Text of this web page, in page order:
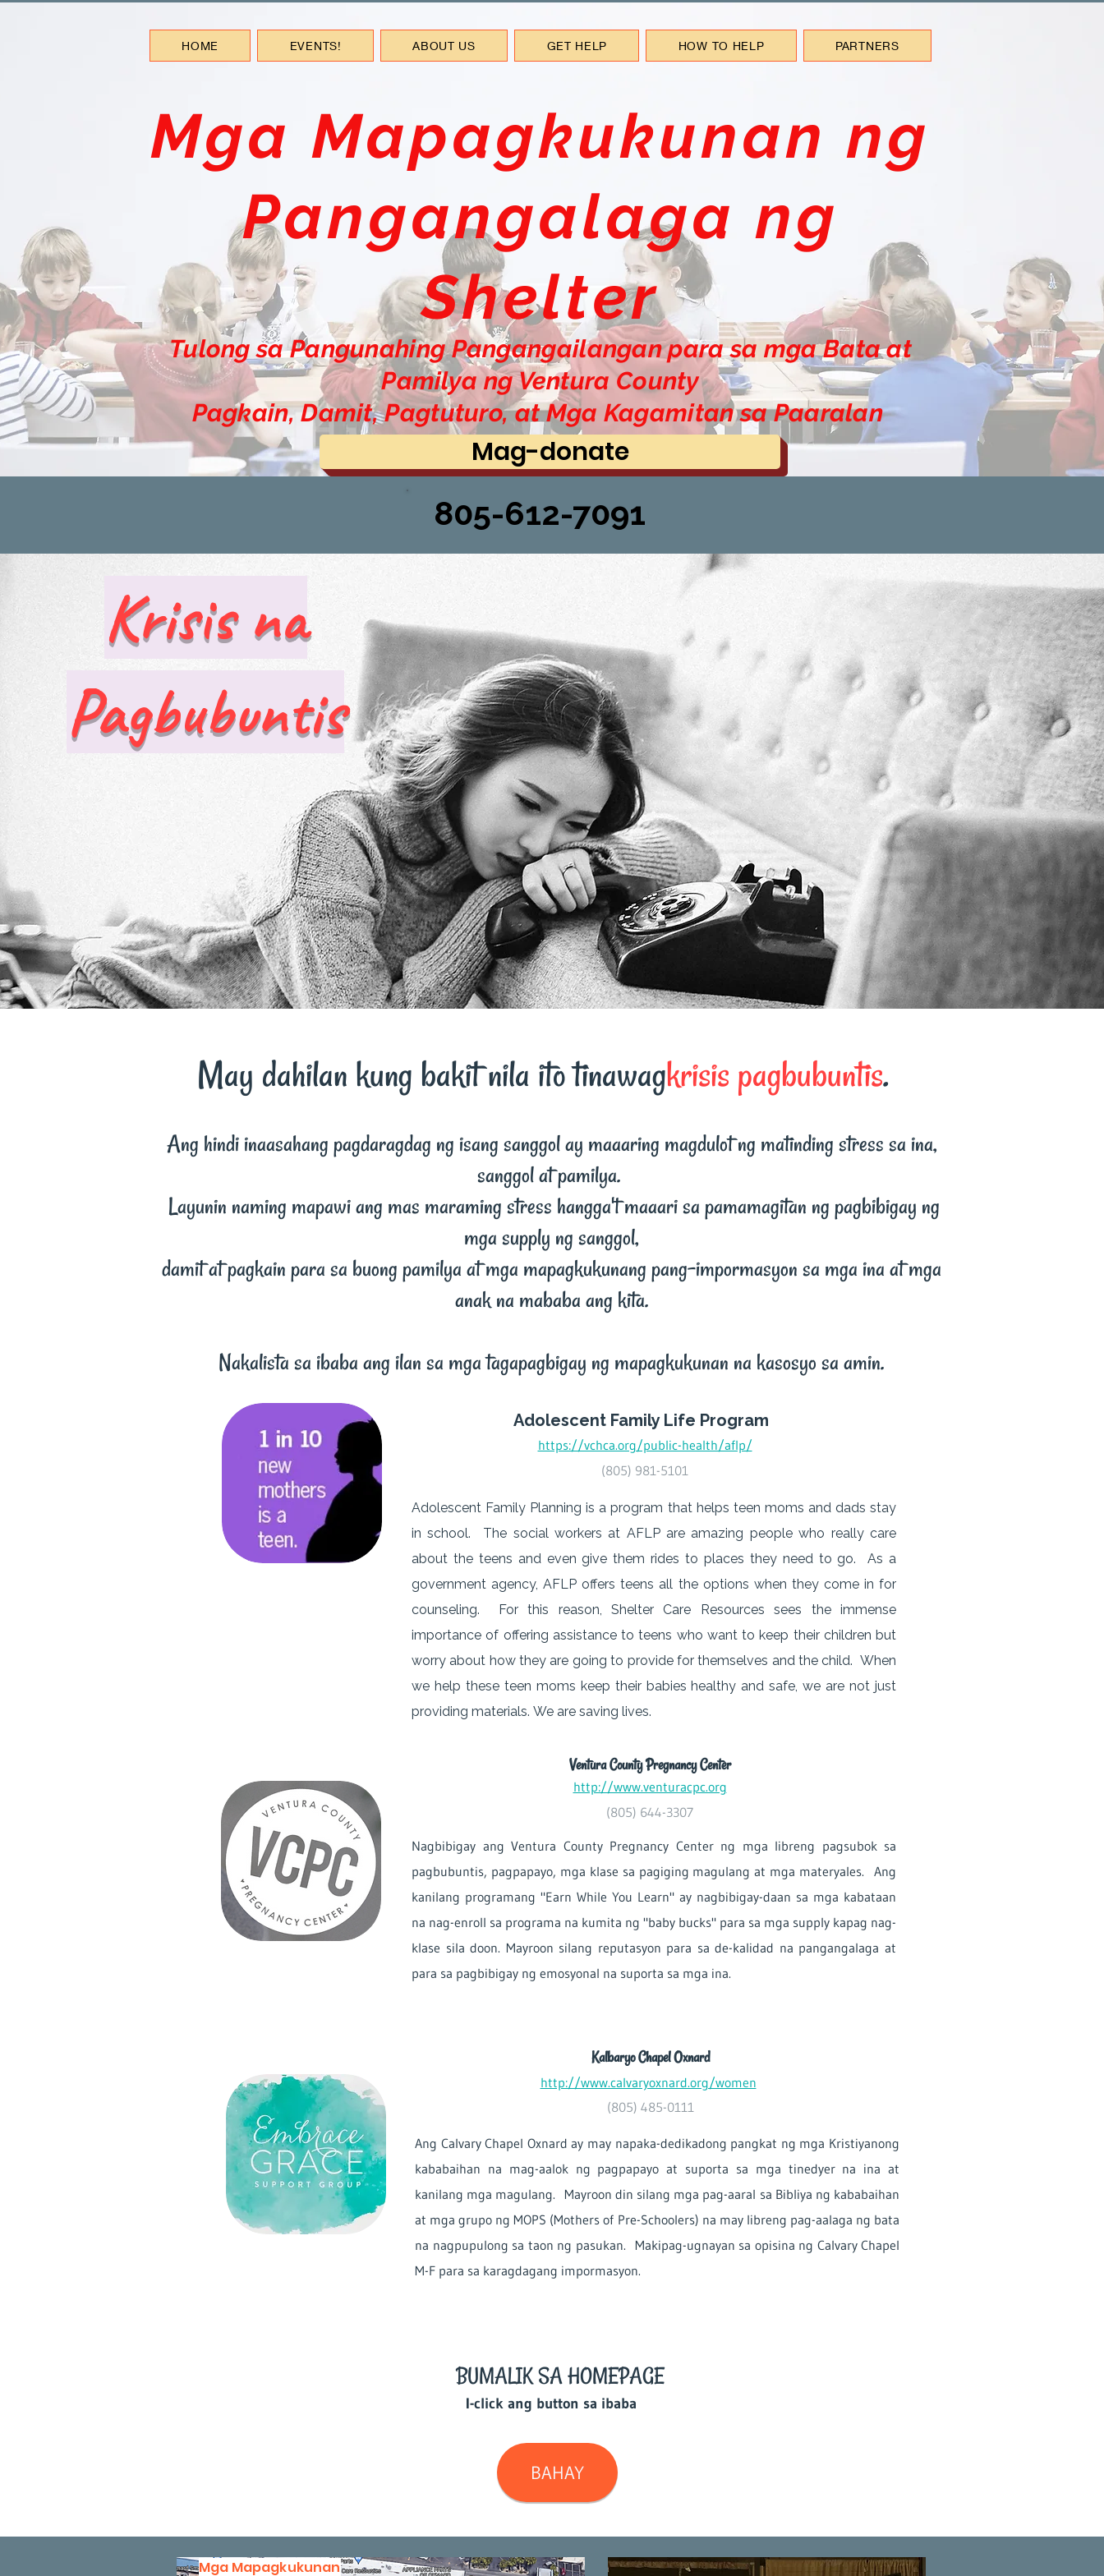
HOME EVENTS! ABOUT US GET HELP HOW TO HELP PARTNERS
Mga Mapagkukunan ng
Pangangalaga ng
Shelter
Tulong sa Pangunahing Pangangailangan para sa mga Bata at
Pamilya ng Ventura County
Pagkain, Damit, Pagtuturo, at Mga Kagamitan sa Paaralan
Mag-donate
805-612-7091
Krisis na
Pagbubuntis
May dahilan kung bakit nila ito tinawagkrisis pagbubuntis.
Ang hindi inaasahang pagdaragdag ng isang sanggol ay maaaring magdulot ng matinding stress sa ina,
sanggol at pamilya.
Layunin naming mapawi ang mas maraming stress hangga't maaari sa pamamagitan ng pagbibigay ng
mga supply ng sanggol,
damit at pagkain para sa buong pamilya at mga mapagkukunang pang-impormasyon sa mga ina at mga
anak na mababa ang kita.
Nakalista sa ibaba ang ilan sa mga tagapagbigay ng mapagkukunan na kasosyo sa amin.
Adolescent Family Life Program
https://vchca.org/public-health/aflp/
(805) 981-5101
Adolescent Family Planning is a program that helps teen moms and dads stay
in school. The social workers at AFLP are amazing people who really care
about the teens and even give them rides to places they need to go. As a
government agency, AFLP offers teens all the options when they come in for
counseling. For this reason, Shelter Care Resources sees the immense
importance of offering assistance to teens who want to keep their children but
worry about how they are going to provide for themselves and the child. When
we help these teen moms keep their babies healthy and safe, we are not just
providing materials. We are saving lives.
Ventura County Pregnancy Center
http://www.venturacpc.org
(805) 644-3307
Nagbibigay ang Ventura County Pregnancy Center ng mga libreng pagsubok sa
pagbubuntis, pagpapayo, mga klase sa pagiging magulang at mga materyales. Ang
kanilang programang "Earn While You Learn" ay nagbibigay-daan sa mga kabataan
na nag-enroll sa programa na kumita ng "baby bucks" para sa mga supply kapag nag-
klase sila doon. Mayroon silang reputasyon para sa de-kalidad na pangangalaga at
para sa pagbibigay ng emosyonal na suporta sa mga ina.
Kalbaryo Chapel Oxnard
http://www.calvaryoxnard.org/women
(805) 485-0111
Ang Calvary Chapel Oxnard ay may napaka-dedikadong pangkat ng mga Kristiyanong
kababaihan na mag-aalok ng pagpapayo at suporta sa mga tinedyer na ina at
kanilang mga magulang. Mayroon din silang mga pag-aaral sa Bibliya ng kababaihan
at mga grupo ng MOPS (Mothers of Pre-Schoolers) na may libreng pag-aalaga ng bata
na nagpupulong sa taon ng pasukan. Makipag-ugnayan sa opisina ng Calvary Chapel
M-F para sa karagdagang impormasyon.
BUMALIK SA HOMEPAGE
I-click ang button sa ibaba
BAHAY
Mga Mapagkukunan